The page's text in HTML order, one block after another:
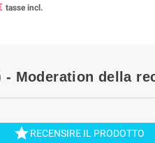
tasse incl.
- Moderation della
RECENSIRE IL PRODOTTO